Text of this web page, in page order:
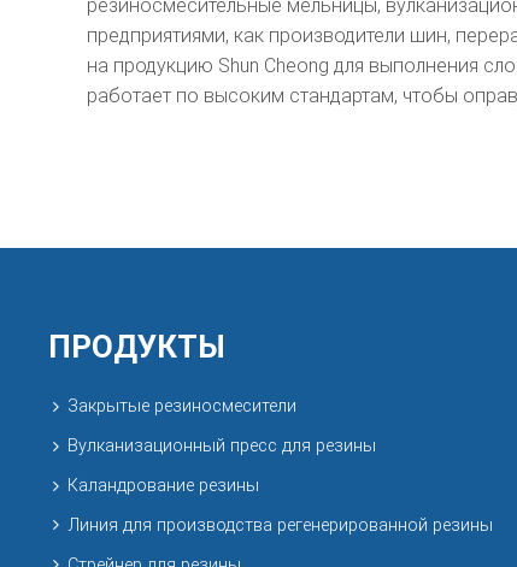
резиносмесительные мельницы,
предприятиями, как производители шин,
на продукцию Shun Cheong для выполнения
работает по высоким стандартам, чтобы
ПРОДУКТЫ
Закрытые резиносмесители
Вулканизационный пресс для резины
Каландрование резины
Линия для производства регенерированной резины